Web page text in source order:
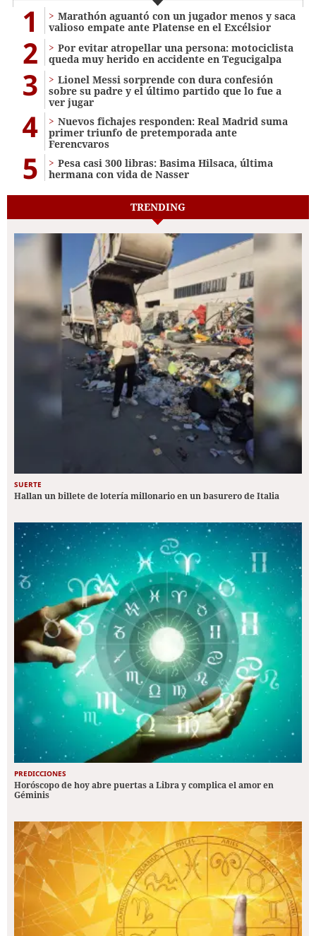
1
Marathón aguantó con un jugador menos y saca
valioso empate ante Platense en el Excélsior
2
Por evitar atropellar una persona: motociclista
queda muy herido en accidente en Tegucigalpa
3
Lionel Messi sorprende con dura confesión
sobre su padre y el último partido que lo fue a
ver jugar
4
Nuevos fichajes responden: Real Madrid suma
primer triunfo de pretemporada ante
Ferencvaros
5
Pesa casi 300 libras: Basima Hilsaca, última
hermana con vida de Nasser
TRENDING
SUERTE
Hallan un billete de lotería millonario en un basurero de Italia
PREDICCIONES
Horóscopo de hoy abre puertas a Libra y complica el amor en
Géminis